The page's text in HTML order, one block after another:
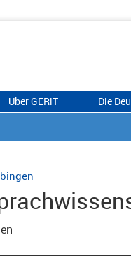
Über GERiT Die